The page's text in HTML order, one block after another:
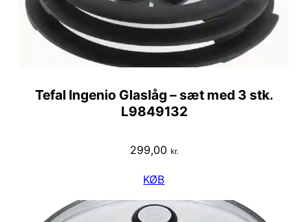
Tefal Ingenio Glaslåg – sæt med 3 stk.
L9849132
299,00 kr.
KØB